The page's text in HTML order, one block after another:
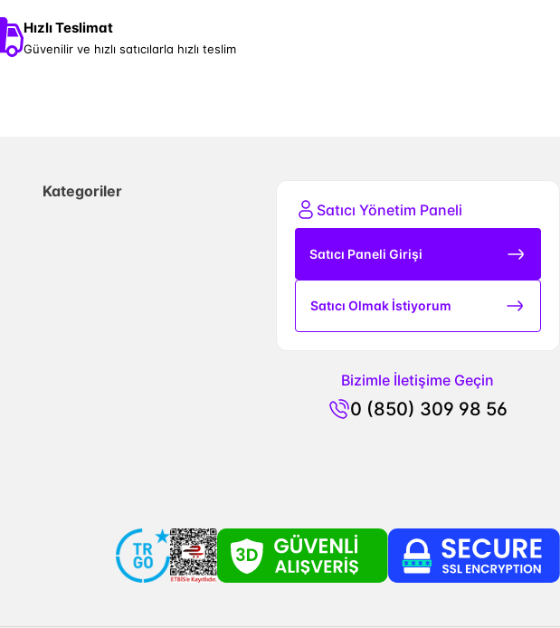
Hızlı Teslimat
Güvenilir ve hızlı satıcılarla hızlı teslim
Kategoriler
Satıcı Yönetim Paneli
Satıcı Paneli Girişi
Satıcı Olmak İstiyorum
Bizimle İletişime Geçin
0 (850) 309 98 56